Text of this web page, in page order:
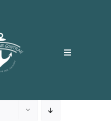
Toggle